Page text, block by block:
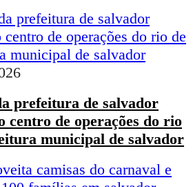
prefeitura de salvador
centro de operações do rio
municipal de salvador